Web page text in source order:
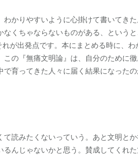
かりやすいように心掛けて書いてき
くちゃならないものがある、という
が出発点です。本にまとめる時に、わ
の『無痛文明論』は、自分のために
育ってきた人々に届く結果になった
読みたくないっていう。あと文明と
んじゃないかと思う。賛成してくれ